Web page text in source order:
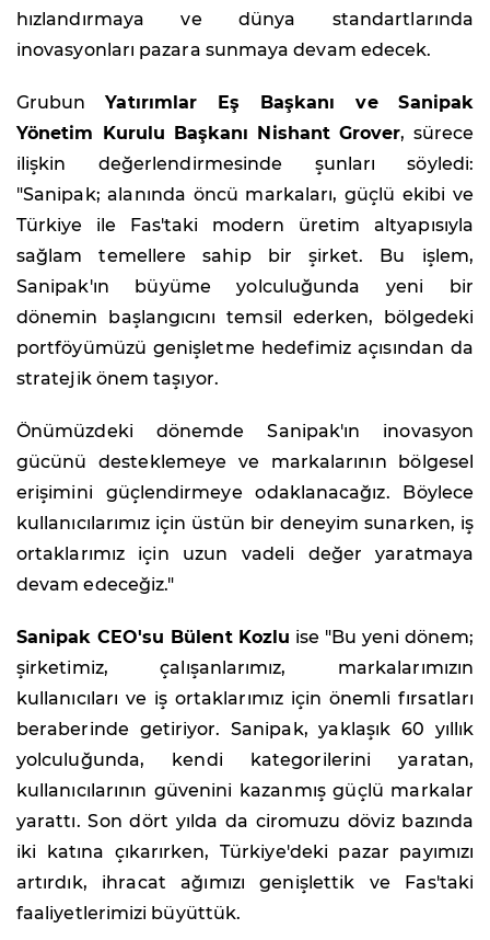
hızlandırmaya ve dünya standartlarında
inovasyonları pazara sunmaya devam edecek.
GrubunYatırımlar Eş Başkanı ve Sanipak
Yönetim Kurulu Başkanı Nishant Grover, sürece
ilişkin değerlendirmesinde şunları söyledi:
"Sanipak; alanında öncü markaları, güçlü ekibi ve
Türkiye ile Fas'taki modern üretim altyapısıyla
sağlam temellere sahip bir şirket. Bu işlem,
Sanipak'ın büyüme yolculuğunda yeni bir
dönemin başlangıcını temsil ederken, bölgedeki
portföyümüzü genişletme hedefimiz açısından da
stratejik önem taşıyor.
Önümüzdeki dönemde Sanipak'ın inovasyon
gücünü desteklemeye ve markalarının bölgesel
erişimini güçlendirmeye odaklanacağız. Böylece
kullanıcılarımız için üstün bir deneyim sunarken, iş
ortaklarımız için uzun vadeli değer yaratmaya
devam edeceğiz."
Sanipak CEO'su Bülent Kozlu ise "Bu yeni dönem;
şirketimiz, çalışanlarımız, markalarımızın
kullanıcıları ve iş ortaklarımız için önemli fırsatları
beraberinde getiriyor. Sanipak, yaklaşık 60 yıllık
yolculuğunda, kendi kategorilerini yaratan,
kullanıcılarının güvenini kazanmış güçlü markalar
yarattı. Son dört yılda da ciromuzu döviz bazında
iki katına çıkarırken, Türkiye'deki pazar payımızı
artırdık, ihracat ağımızı genişlettik ve Fas'taki
faaliyetlerimizi büyüttük.